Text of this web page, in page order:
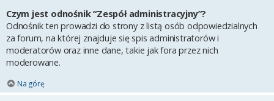
Czym jest odnośnik “Zespół administracyjny”?
Odnośnik ten prowadzi do strony z listą osób odpowiedzialnych
za forum, na której znajduje się spis administratorów i
moderatorów oraz inne dane, takie jak fora przez nich
moderowane.
Na górę